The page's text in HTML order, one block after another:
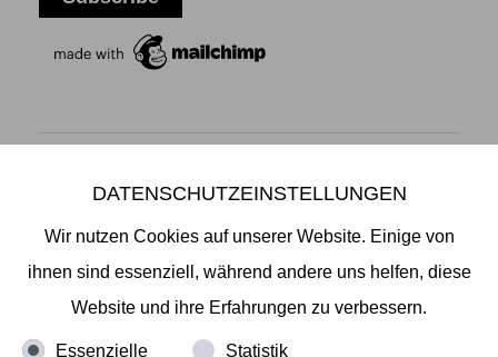
Mikiko Sato Gallery ı Klosterwall 13 ı 20095 Hamburg
T +49 40 32901980 ı info@mikikosatogallery.com
Di - Fr 13.00 - 19.00 ı Sa 13.00 - 18.00 u.n.V
DATENSCHUTZEINSTELLUNGEN
Wir nutzen Cookies auf unserer Website. Einige von
ihnen sind essenziell, während andere uns helfen, diese
Website und ihre Erfahrungen zu verbessern.
Essenzielle Statistik